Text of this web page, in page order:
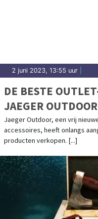
2 juni 2023, 13:55 uur
DE BESTE
JAEGER OUTDOOR
Jaeger Outdoor, een vrij
accessoires, heeft onlangs
producten verkopen. [...]